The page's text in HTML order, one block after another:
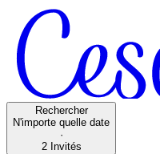
Rechercher
N'importe quelle date
·
2 Invités